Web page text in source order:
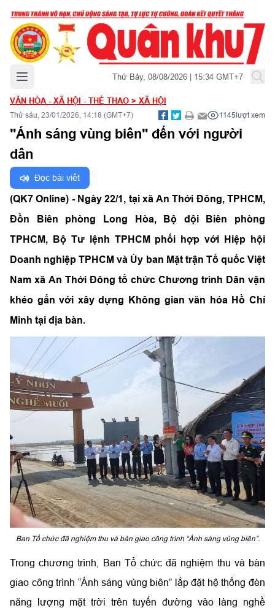
Mở menu chính Thứ Bảy, 08/08/2026 | 15:34 GMT+7
VĂN HÓA - XÃ HỘI - THỂ THAO > XÃ HỘI
Thứ sáu, 23/01/2026, 14:18 (GMT+7) 1145lượt xem
"Ánh sáng vùng biên" đến với người
dân
Đọc bài viết
(QK7 Online) - Ngày 22/1, tại xã An Thới Đông, TPHCM,
Đồn Biên phòng Long Hòa, Bộ đội Biên phòng
TPHCM, Bộ Tư lệnh TPHCM phối hợp với Hiệp hội
Doanh nghiệp TPHCM và Ủy ban Mặt trận Tổ quốc Việt
Nam xã An Thới Đông tổ chức Chương trình Dân vận
khéo gắn với xây dựng Không gian văn hóa Hồ Chí
Minh tại địa bàn.
Ban Tổ chức đã nghiệm thu và bàn giao công trình “Ánh sáng vùng biên”.
​Trong chương trình, Ban Tổ chức đã nghiệm thu và bàn
giao công trình “Ánh sáng vùng biên” lắp đặt hệ thống đèn
năng lượng mặt trời trên tuyến đường vào làng nghề